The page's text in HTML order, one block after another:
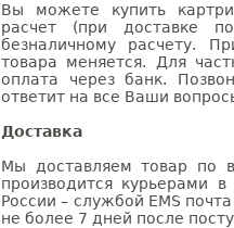
Вы можете купить
расчет (при доставке
безналичному расчету.
товара меняется. Для
оплата через банк.
ответит на все Ваши
Доставка
Мы доставляем товар по
производится курьерами
России – службой EMS
не более 7 дней после